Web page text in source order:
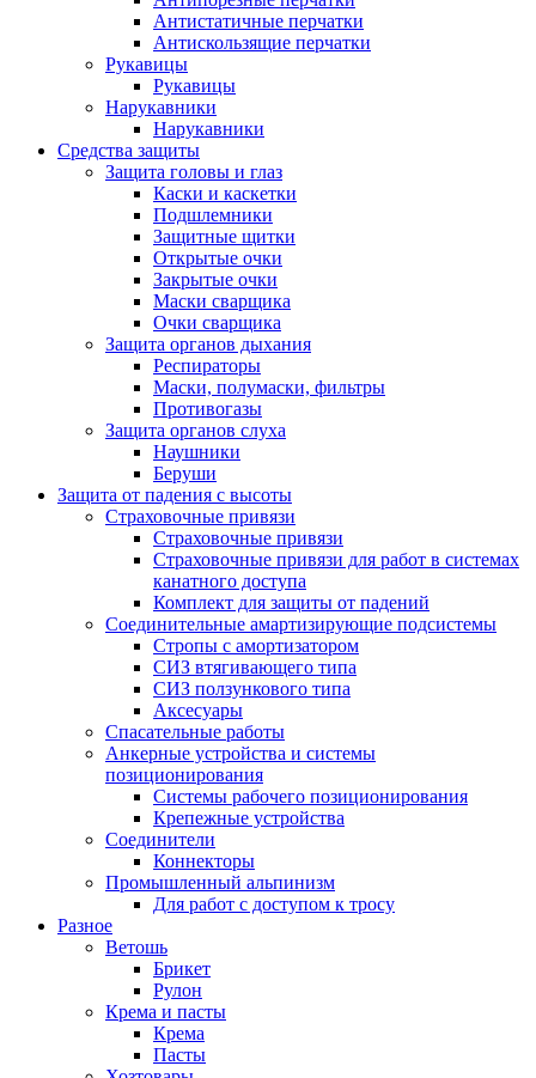
Антистатичные перчатки
Антискользящие перчатки
Рукавицы
Рукавицы
Нарукавники
Нарукавники
Средства защиты
Защита головы и глаз
Каски и каскетки
Подшлемники
Защитные щитки
Открытые очки
Закрытые очки
Маски сварщика
Очки сварщика
Защита органов дыхания
Респираторы
Маски, полумаски, фильтры
Противогазы
Защита органов слуха
Наушники
Беруши
Защита от падения с высоты
Страховочные привязи
Страховочные привязи
Страховочные привязи для работ в системах
канатного доступа
Комплект для защиты от падений
Соединительные амартизирующие подсистемы
Стропы с амортизатором
СИЗ втягивающего типа
СИЗ ползункового типа
Аксесуары
Спасательные работы
Анкерные устройства и системы
позиционирования
Системы рабочего позиционирования
Крепежные устройства
Соединители
Коннекторы
Промышленный альпинизм
Для работ с доступом к тросу
Разное
Ветошь
Брикет
Рулон
Крема и пасты
Крема
Пасты